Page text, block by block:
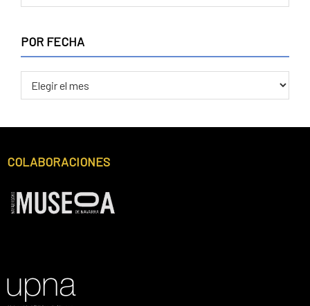
POR FECHA
FECHA
Footer
COLABORACIONES